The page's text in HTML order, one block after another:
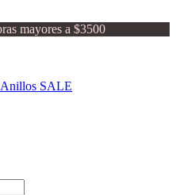
mayores a $3500
Anillos SALE